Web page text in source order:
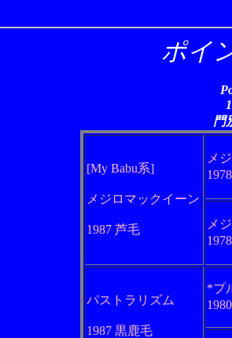
ポイ
門
[My Babu系]
メジロマックイーン
1987 芦毛
メ
メ
パストラリズム
1987 黒鹿毛
*プ